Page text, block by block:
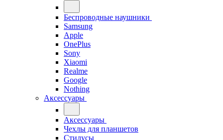
Беспроводные наушники
Samsung
Apple
OnePlus
Sony
Xiaomi
Realme
Google
Nothing
Аксессуары
Аксессуары
Чехлы для планшетов
Стилусы